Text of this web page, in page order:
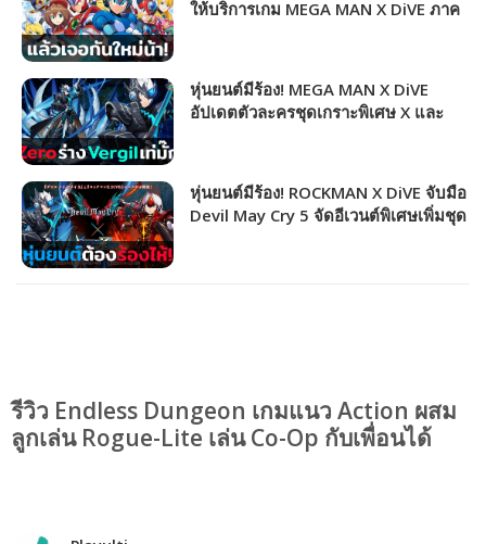
ให้บริการเกม MEGA MAN X DiVE ภาค
หุ่นยนต์มีร้อง! MEGA MAN X DiVE
อัปเดตตัวละครชุดเกราะพิเศษ X และ
หุ่นยนต์มีร้อง! ROCKMAN X DiVE จับมือ
Devil May Cry 5 จัดอีเวนต์พิเศษเพิ่มชุด
รีวิว Endless Dungeon เกมแนว Action ผสม
ลูกเล่น Rogue-Lite เล่น Co-Op กับเพื่อนได้